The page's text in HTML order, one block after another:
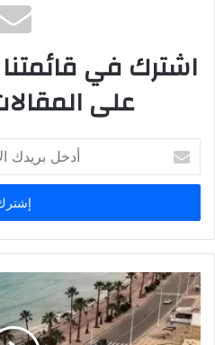
اشترك في قائمتنا
على
خ
ب
ر
د
ك
ا
ل